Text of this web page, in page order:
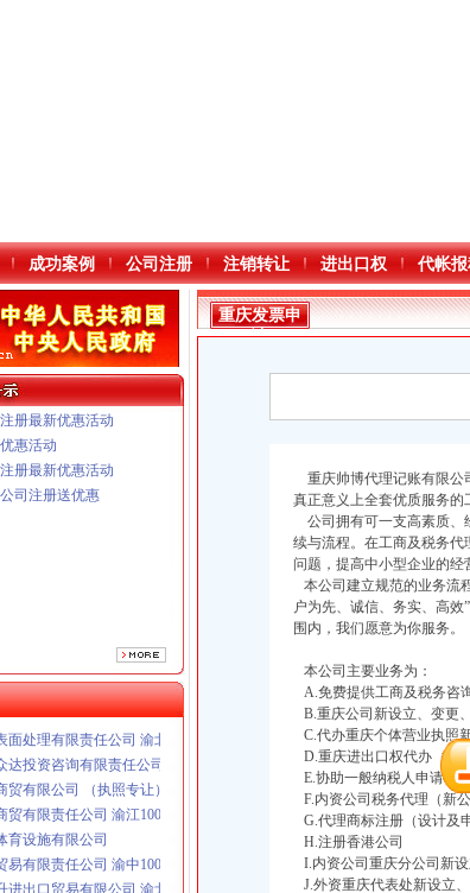
成功案例 公司注册 注销转让 进出口权 代帐
册最新优惠活动
惠活动
册最新优惠活动
司注册送优惠
线电缆有限公司 渝北10010万 (进出口权)
面处理有限责任公司 渝北800万 （进出口权）
达投资咨询有限责任公司 渝九1000万 （增资）
贸有限公司 （执照专让）
贸有限责任公司 渝江100万 （工商注册）
育设施有限公司
易有限责任公司 渝中100万 （进出口权）
进出口贸易有限公司 渝北100万 （进出口权）
重庆发票申
请
重庆帅博代理记账有限公
真正意义上全套优质服务的
公司拥有可一支高素质、
续与流程。在工商及税务
问题，提高中小型企业的经
本公司建立规范的业务流
户为先、诚信、务实、高
围内，我们愿意为你服务。
本公司主要业务为：
A.免费提供工商及税务咨
B.重庆公司新设立、变更
C.代办重庆个体营业执照
D.重庆进出口权代办（新
E.协助一般纳税人申请
F.内资公司税务代理（新
G.代理商标注册（设计及
H.注册香港公司
I.内资公司重庆分公司新
J.外资重庆代表处新设立